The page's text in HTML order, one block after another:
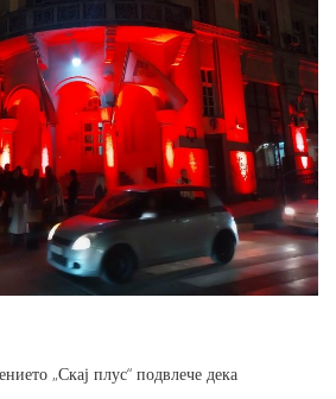
„Скај плус“ подвлече дека